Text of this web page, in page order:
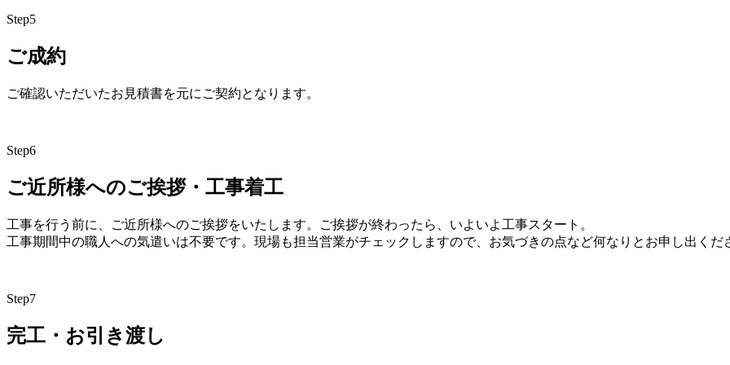
Step5
ご成約
ご確認いただいたお見積書を元にご契約となります。
Step6
ご近所様へのご挨拶・工事着工
工事を行う前に、ご近所様へのご挨拶をいたします。ご挨拶が終わったら、いよいよ工事スタート。
工事期間中の職人への気遣いは不要です。現場も担当営業がチェックしますので、お気づきの点など何なりとお申し出くだ
Step7
完工・お引き渡し